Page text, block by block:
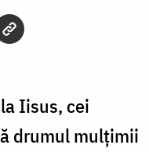
Iisus, cei
drumul mulțimii